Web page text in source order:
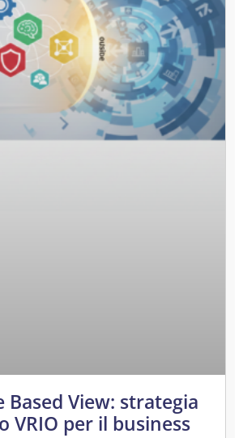
Based View: strategia
VRIO per il business